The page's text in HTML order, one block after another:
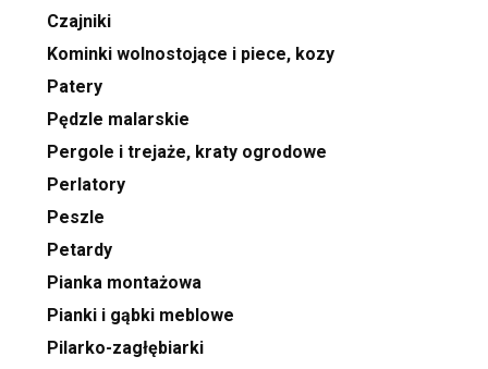
Czajniki
Kominki wolnostojące i piece, kozy
Patery
Pędzle malarskie
Pergole i trejaże, kraty ogrodowe
Perlatory
Peszle
Petardy
Pianka montażowa
Pianki i gąbki meblowe
Pilarko-zagłębiarki